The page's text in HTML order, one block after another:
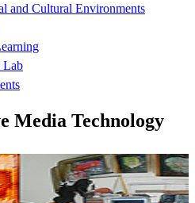
and Cultural Environments
Lab
Media Technology